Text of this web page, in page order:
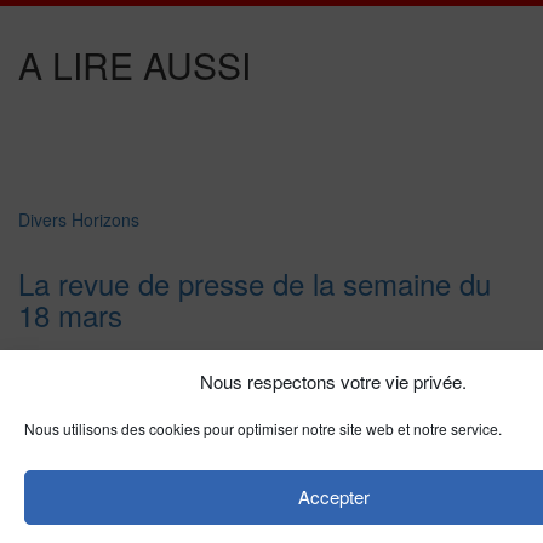
Nous respectons votre vie privée.
Nous utilisons des cookies pour optimiser notre site web et notre service.
Accepter
A LIRE AUSSI
Divers Horizons
La revue de presse de la semaine du
18 mars
Vietnam
Démission du président vietnamien Vo